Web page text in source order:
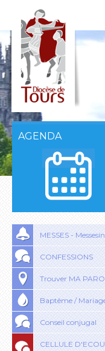
AGENDA
MESSES -
CONFESSIONS
Trouver MA
Baptême /
Conseil conjugal
CELLULE